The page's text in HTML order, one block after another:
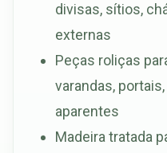
divisas, sítios,
externas
Peças roliças
varandas,
aparentes
Madeira tratada